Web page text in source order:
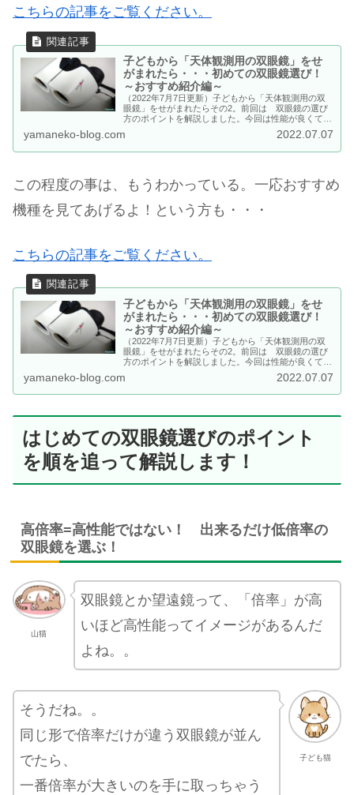
こちらの記事をご覧ください。
子どもから「天体観測用の双眼鏡」をせ
がまれたら・・・初めての双眼鏡選び！
～おすすめ紹介編～
（2022年7月7日更新）子どもから「天体観測用の双
眼鏡」をせがまれたらその2。前回は 双眼鏡の選び
方のポイントを解説しました。今回は性能が良くて、
使いやすいおすすめ機種を紹介していきます。
yamaneko-blog.com 2022.07.07
この程度の事は、もうわかっている。一応おすすめ
機種を見てあげるよ！という方も・・・
こちらの記事をご覧ください。
子どもから「天体観測用の双眼鏡」をせ
がまれたら・・・初めての双眼鏡選び！
～おすすめ紹介編～
（2022年7月7日更新）子どもから「天体観測用の双
眼鏡」をせがまれたらその2。前回は 双眼鏡の選び
方のポイントを解説しました。今回は性能が良くて、
使いやすいおすすめ機種を紹介していきます。
yamaneko-blog.com 2022.07.07
はじめての双眼鏡選びのポイント
を順を追って解説します！
高倍率=高性能ではない！ 出来るだけ低倍率の
双眼鏡を選ぶ！
山猫
双眼鏡とか望遠鏡って、「倍率」が高
いほど高性能ってイメージがあるんだ
よね。。
子ども猫
そうだね。。
同じ形で倍率だけが違う双眼鏡が並ん
でたら、
一番倍率が大きいのを手に取っちゃう